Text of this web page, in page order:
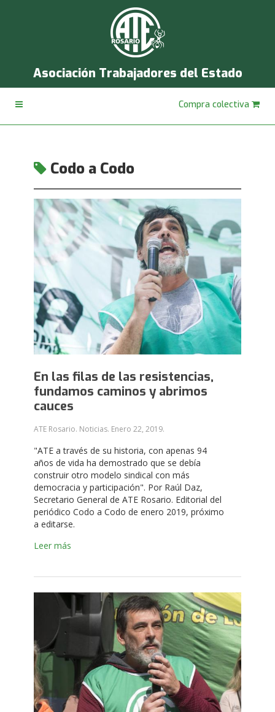
Asociación Trabajadores del Estado
Compra colectiva
Codo a Codo
En las filas de las resistencias,
fundamos caminos y abrimos
cauces
ATE Rosario. Noticias. Enero 22, 2019.
"ATE a través de su historia, con apenas 94
años de vida ha demostrado que se debía
construir otro modelo sindical con más
democracia y participación". Por Raúl Daz,
Secretario General de ATE Rosario. Editorial del
periódico Codo a Codo de enero 2019, próximo
a editarse.
Leer más